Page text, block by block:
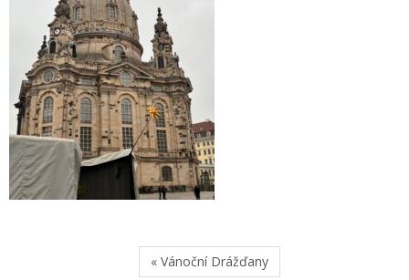
« Vánoční Drážďany